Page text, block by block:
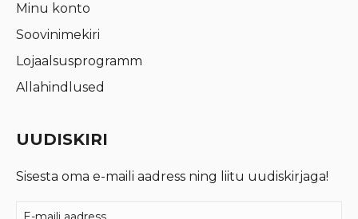
Minu konto
Soovinimekiri
Lojaalsusprogramm
Allahindlused
UUDISKIRI
Sisesta oma e-maili aadress ning liitu uudiskirjaga!